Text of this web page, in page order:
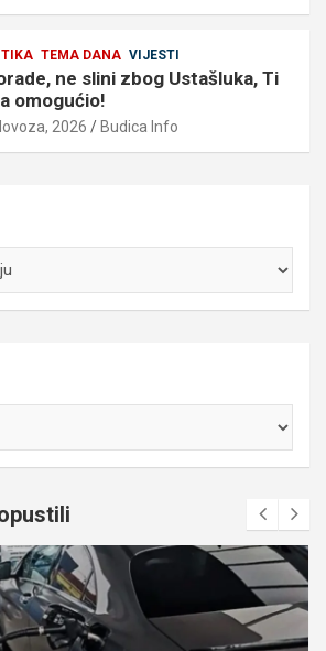
TEMA DANA VIJESTI
ne slini zbog Ustašluka, Ti
omogućio!
2026 Budica Info